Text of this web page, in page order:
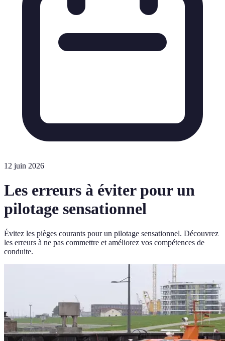
12 juin 2026
Les erreurs à éviter pour un
pilotage sensationnel
Évitez les pièges courants pour un pilotage sensationnel. Découvrez
les erreurs à ne pas commettre et améliorez vos compétences de
conduite.